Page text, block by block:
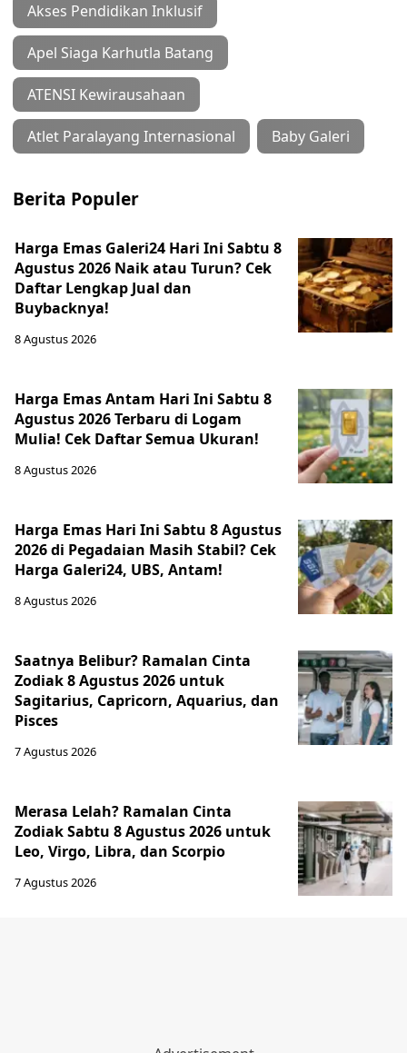
Akses Pendidikan Inklusif
Apel Siaga Karhutla Batang
ATENSI Kewirausahaan
Atlet Paralayang Internasional Baby Galeri
Berita Populer
Harga Emas Galeri24 Hari Ini Sabtu 8
Agustus 2026 Naik atau Turun? Cek
Daftar Lengkap Jual dan
Buybacknya!
8 Agustus 2026
Harga Emas Antam Hari Ini Sabtu 8
Agustus 2026 Terbaru di Logam
Mulia! Cek Daftar Semua Ukuran!
8 Agustus 2026
Harga Emas Hari Ini Sabtu 8 Agustus
2026 di Pegadaian Masih Stabil? Cek
Harga Galeri24, UBS, Antam!
8 Agustus 2026
Saatnya Belibur? Ramalan Cinta
Zodiak 8 Agustus 2026 untuk
Sagitarius, Capricorn, Aquarius, dan
Pisces
7 Agustus 2026
Merasa Lelah? Ramalan Cinta
Zodiak Sabtu 8 Agustus 2026 untuk
Leo, Virgo, Libra, dan Scorpio
7 Agustus 2026